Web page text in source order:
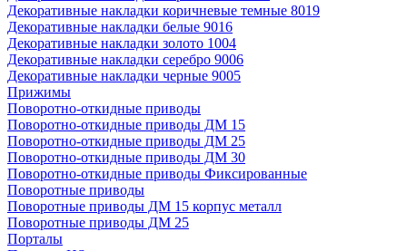
Декоративные накладки коричневые темные 8019
Декоративные накладки белые 9016
Декоративные накладки золото 1004
Декоративные накладки серебро 9006
Декоративные накладки черные 9005
Прижимы
Поворотно-откидные приводы
Поворотно-откидные приводы ДМ 15
Поворотно-откидные приводы ДМ 25
Поворотно-откидные приводы ДМ 30
Поворотно-откидные приводы Фиксированные
Поворотные приводы
Поворотные приводы ДМ 15 корпус металл
Поворотные приводы ДМ 25
Порталы